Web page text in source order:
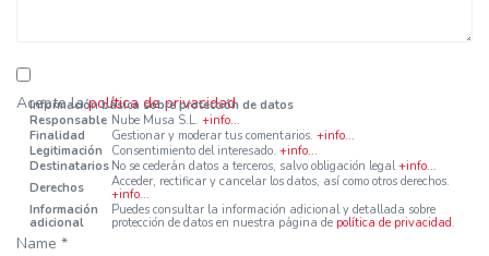
Acepto lapolítica de privacidad.
Información básica sobre protección de datos
Responsable Nube Musa S.L. +info...
Finalidad
Gestionar y moderar tus comentarios. +info...
Legitimación
Consentimiento del interesado. +info...
Destinatarios No se cederán datos a terceros, salvo obligación legal+info...
Derechos
Acceder, rectificar y cancelar los datos, así como otros derechos.
+info...
Información
adicional
Puedes consultar la información adicional y detallada sobre
protección de datos en nuestra página de política de privacidad.
Name *